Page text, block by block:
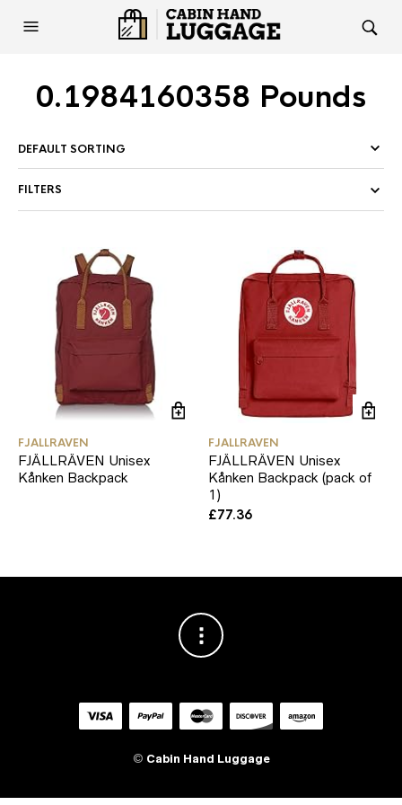
0.1984160358 Pounds
FILTERS
FJALLRAVEN
FJÄLLRÄVEN Unisex
Kånken Backpack
FJALLRAVEN
FJÄLLRÄVEN Unisex
Kånken Backpack (pack of
1)
£77.36
© Cabin Hand Luggage